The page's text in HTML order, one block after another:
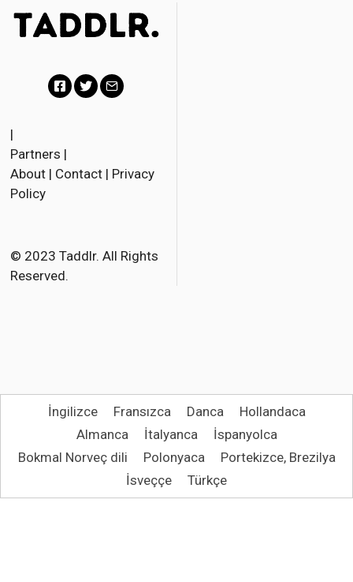
c
e
o
k
t
r
i
|
Partners |
About | Contact | Privacy
Policy
© 2023 Taddlr. All Rights
Reserved.
İngilizce Fransızca Danca
Hollandaca
Almanca
İtalyanca
İspanyolca
Bokmal Norveç dili
Polonyaca
Portekizce, Brezilya
İsveççe
Türkçe